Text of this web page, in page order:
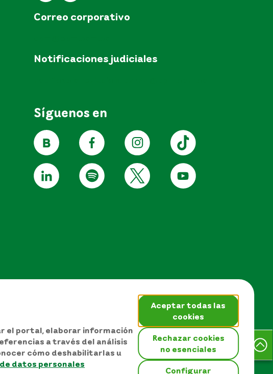
el portal, elaborar información
a través del análisis
cómo deshabilitarlas u
datos personales
Aceptar todas las
cookies
Rechazar cookies
no esenciales
Configurar
Correo corporativo
Notificaciones judiciales
Síguenos en
EPM © Todos los derechos
reservados 2026